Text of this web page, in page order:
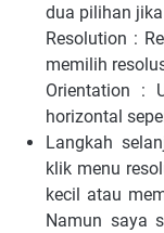
dua pilihan
Resolution :
memilih
Orientation :
horizontal
Langkah
klik menu
kecil atau
Namun saya